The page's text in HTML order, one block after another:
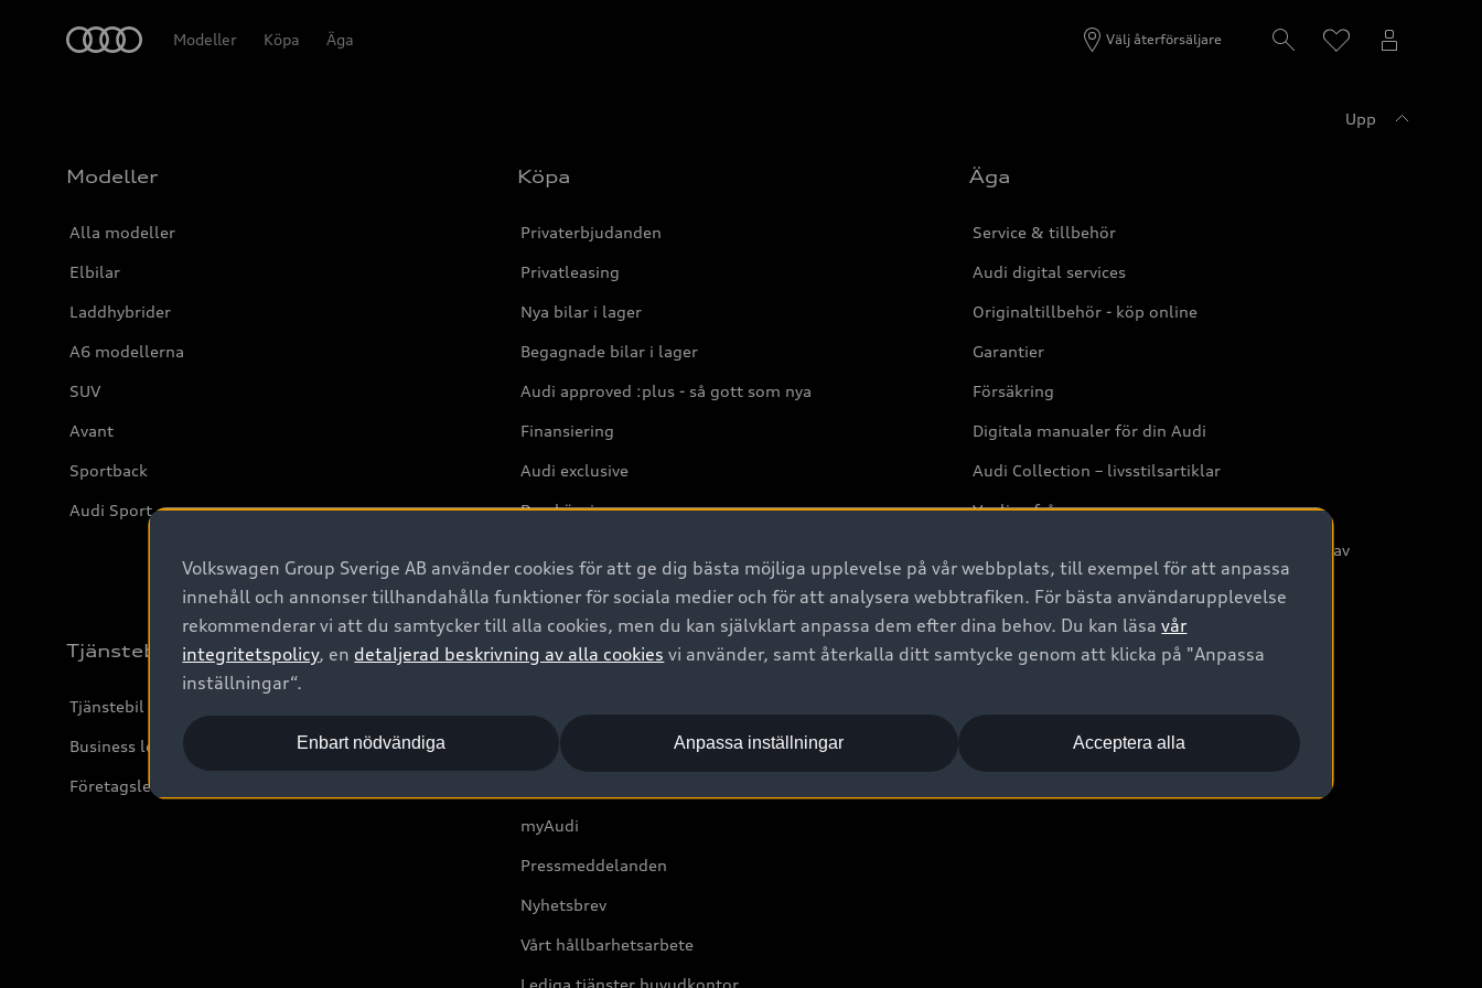
Modeller Köpa Äga Välj återförsäljare
Upp
Modeller
Alla modeller
Elbilar
Laddhybrider
A6 modellerna
SUV
Avant
Sportback
Audi Sport
Köpa
Privaterbjudanden
Privatleasing
Nya bilar i lager
Begagnade bilar i lager
Audi approved :plus - så gott som nya
Finansiering
Audi exclusive
Provkörning
Äga
Service & tillbehör
Audi digital services
Originaltillbehör - köp online
Garantier
Försäkring
Digitala manualer för din Audi
Audi Collection – livsstilsartiklar
Vanliga frågor
2G/3G nätet stängs ned - Hur påverkas min bil av
detta?
Tjänstebil
Tjänstebil
Business lease online
Företagsleasing
Om Audi Sverige
Boka Service online
myAudi
Pressmeddelanden
Nyhetsbrev
Vårt hållbarhetsarbete
Lediga tjänster huvudkontor
Volkswagen Group Sverige AB använder cookies för att ge dig bästa möjliga upplevelse på vår webbplats, till exempel för att anpassa
innehåll och annonser tillhandahålla funktioner för sociala medier och för att analysera webbtrafiken. För bästa användarupplevelse
rekommenderar vi att du samtycker till alla cookies, men du kan självklart anpassa dem efter dina behov. Du kan läsavår
integritetspolicy, en detaljerad beskrivning av alla cookies vi använder, samt återkalla ditt samtycke genom att klicka på "Anpassa
inställningar“.
Acceptera alla
Enbart nödvändiga Anpassa inställningar